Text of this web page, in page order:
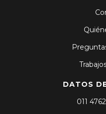
DATOS
011